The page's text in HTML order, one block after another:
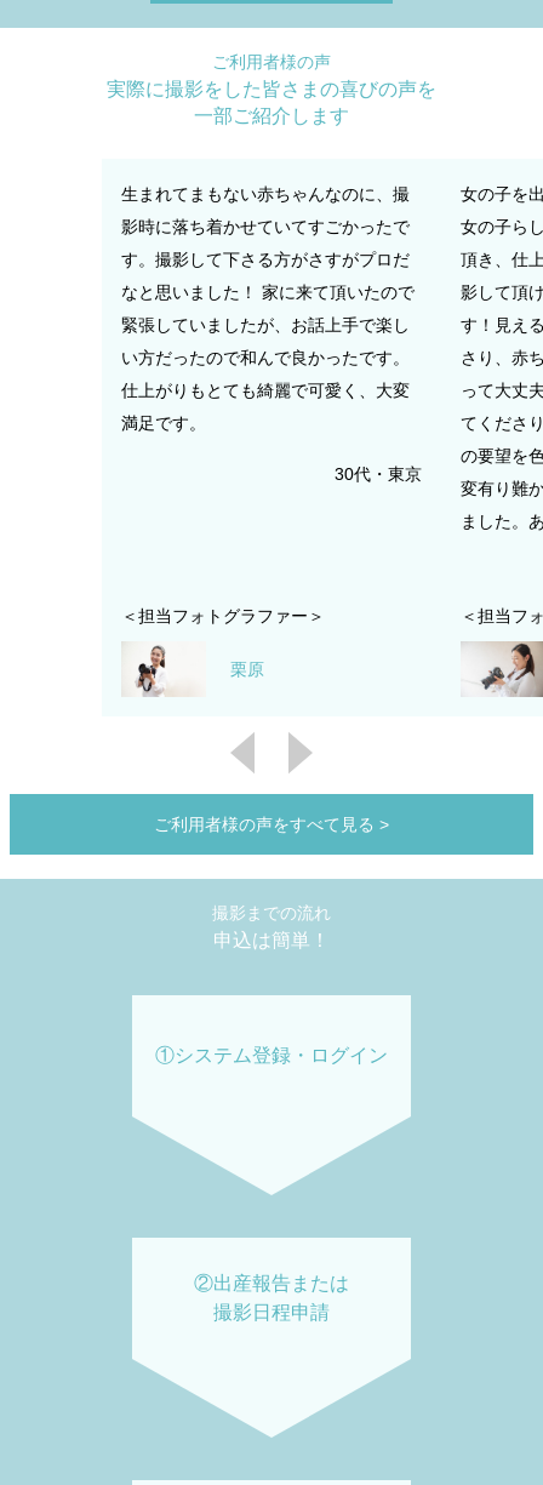
ご利用者様の声
実際に撮影をした皆さまの喜びの声を
一部ご紹介します
生まれてまもない赤ちゃんなのに、撮
影時に落ち着かせていてすごかったで
す。撮影して下さる方がさすがプロだ
なと思いました！ 家に来て頂いたので
緊張していましたが、お話上手で楽し
い方だったので和んで良かったです。
仕上がりもとても綺麗で可愛く、大変
満足です。
30代・東京
＜担当フォトグラファー＞
栗原
女の子を
女の子ら
頂き、仕
影して頂
す！見え
さり、赤
って大丈
てくださ
の要望を
変有り難
ました。
＜担当フ
ご利用者様の声をすべて見る >
撮影までの流れ
申込は簡単！
①システム登録・ログイン
②出産報告または
撮影日程申請